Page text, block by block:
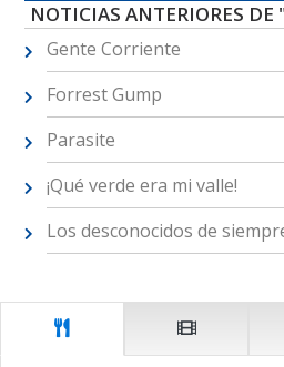
NOTICIAS ANTERIORES
Gente Corriente
Forrest Gump
Parasite
¡Qué verde era mi valle!
Los desconocidos de